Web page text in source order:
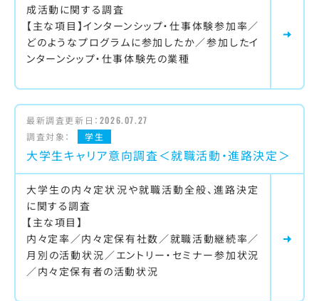
成活動に関する調査
【主な項目】インターンシップ・仕事体験参加率／
どのようなプログラムに参加したか／参加したイ
ンターンシップ・仕事体験先の業種
最新調査更新日： 2026.07.27
調査対象：
学生
大学生キャリア意向調査＜就職活動・進路決定＞
大学生の内々定状況や就職活動全般、進路決定
に関する調査
【主な項目】
内々定率／内々定保有社数／就職活動継続率／
月別の活動状況／エントリー・セミナー参加状況
／内々定保有者の活動状況